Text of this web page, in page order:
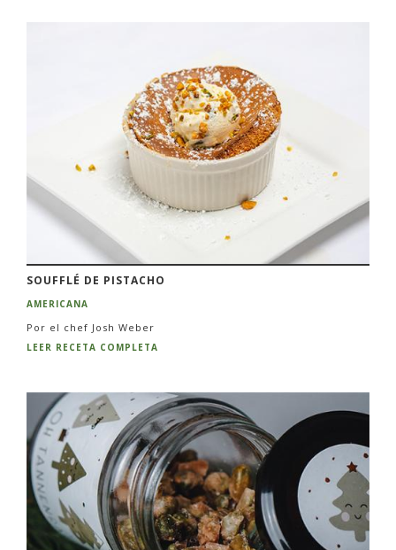
SOUFFLÉ DE PISTACHO
AMERICANA
Por el chef Josh Weber
LEER RECETA COMPLETA